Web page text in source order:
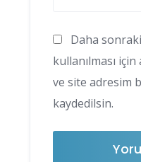
Daha
kullanılması
ve site adresim
kaydedilsin.